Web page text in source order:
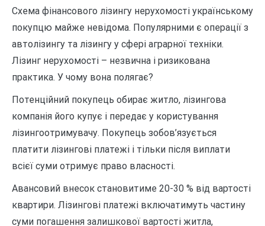
Схема фінансового лізингу нерухомості українському
покупцю майже невідома. Популярними є операції з
автолізингу та лізингу у сфері аграрної техніки.
Лізинг нерухомості – незвична і ризикована
практика. У чому вона полягає?
Потенційний покупець обирає житло, лізингова
компанія його купує і передає у користування
лізингоотримувачу. Покупець зобов’язується
платити лізингові платежі і тільки після виплати
всієї суми отримує право власності.
Авансовий внесок становитиме 20-30 % від вартості
квартири. Лізингові платежі включатимуть частину
суми погашення залишкової вартості житла,